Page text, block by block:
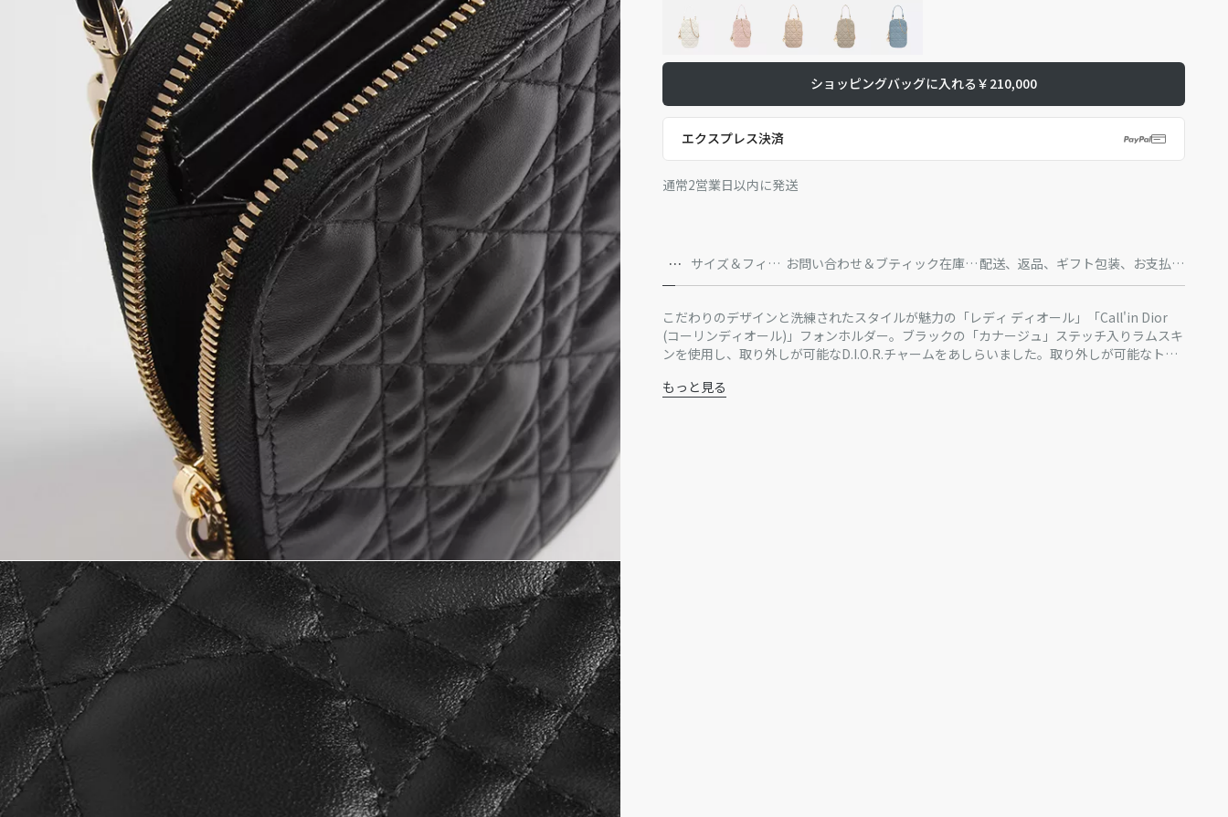
ショッピングバッグに入れる ￥210,000
エクスプレス決済
通常2営業日以内に発送
詳
細
サイズ＆フィッ
ト
お問い合わせ＆ブティック在庫状
況
配送、返品、ギフト包装、お支払方
法
こだわりのデザインと洗練されたスタイルが魅力の「レディ ディオール」「Call'in Dior
(コーリンディオール)」フォンホルダー。ブラックの「カナージュ」ステッチ入りラムスキ
ンを使用し、取り外しが可能なD.I.O.R.チャームをあしらいました。取り外しが可能なトッ
方にアレンジできます。
主な素材：ラムスキン
もっと見る